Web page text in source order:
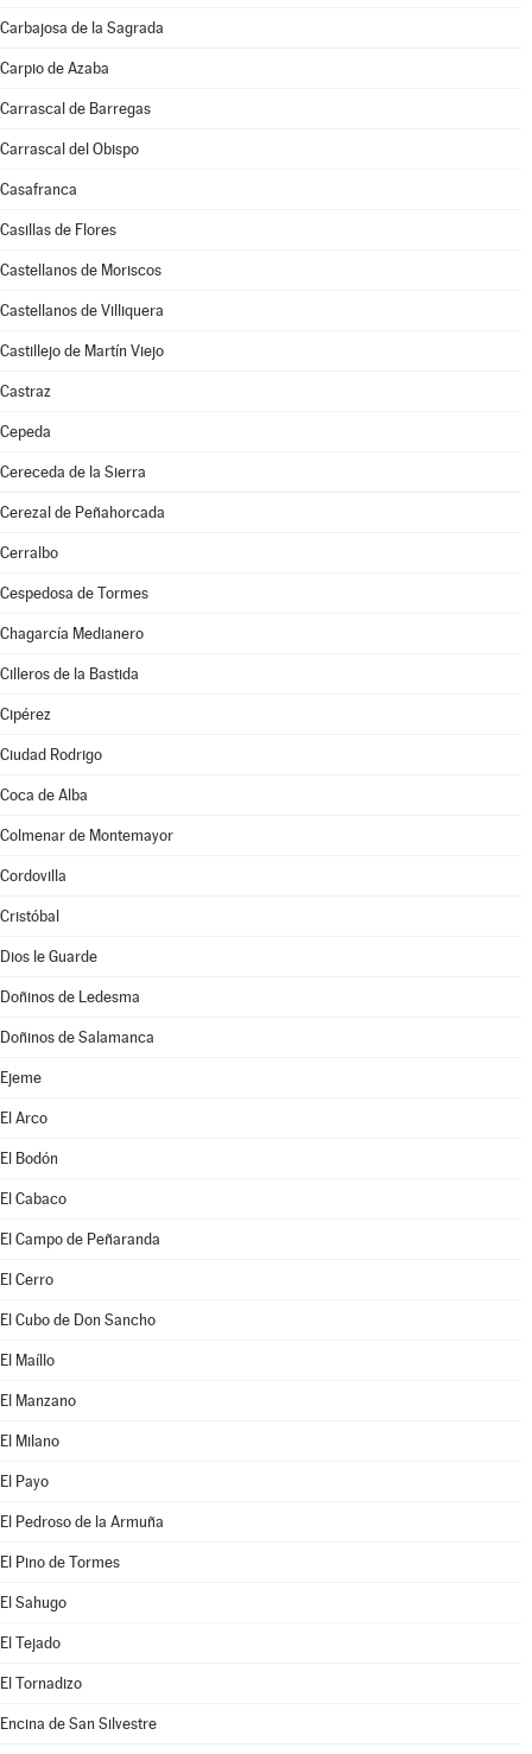
Carbajosa de la Sagrada
Carpio de Azaba
Carrascal de Barregas
Carrascal del Obispo
Casafranca
Casillas de Flores
Castellanos de Moriscos
Castellanos de Villiquera
Castillejo de Martín Viejo
Castraz
Cepeda
Cereceda de la Sierra
Cerezal de Peñahorcada
Cerralbo
Cespedosa de Tormes
Chagarcía Medianero
Cilleros de la Bastida
Cipérez
Ciudad Rodrigo
Coca de Alba
Colmenar de Montemayor
Cordovilla
Cristóbal
Dios le Guarde
Doñinos de Ledesma
Doñinos de Salamanca
Ejeme
El Arco
El Bodón
El Cabaco
El Campo de Peñaranda
El Cerro
El Cubo de Don Sancho
El Maíllo
El Manzano
El Milano
El Payo
El Pedroso de la Armuña
El Pino de Tormes
El Sahugo
El Tejado
El Tornadizo
Encina de San Silvestre